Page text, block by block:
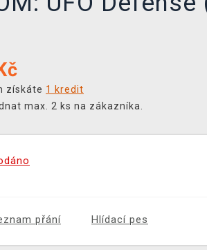
získáte 1 kredit
max. 2 ks na zákazníka.
přání Hlídací pes